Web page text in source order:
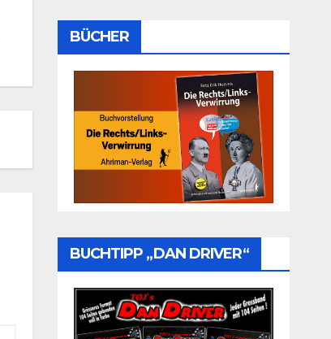
BÜCHER
BUCHTIPP „DAN DRIVER“